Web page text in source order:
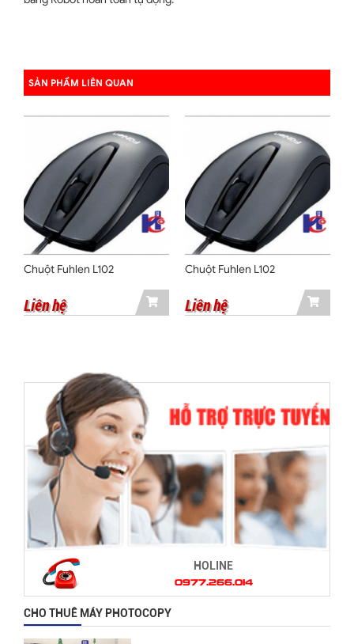
HOLINE
0977.266.014
CHO THUÊ MÁY PHOTOCOPY
SẢN PHẨM LIÊN QUAN
Chuột Fuhlen L102
Liên hệ
Chuột Fuhlen L102
Liên hệ